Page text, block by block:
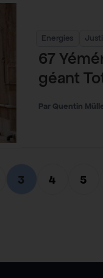
Energies
67
géant
Quentin
3 4 5